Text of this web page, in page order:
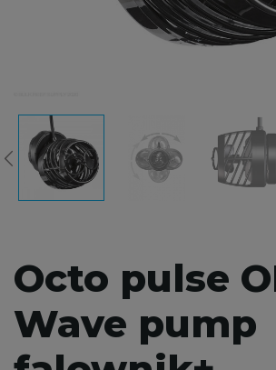
Octo pulse
Wave pump